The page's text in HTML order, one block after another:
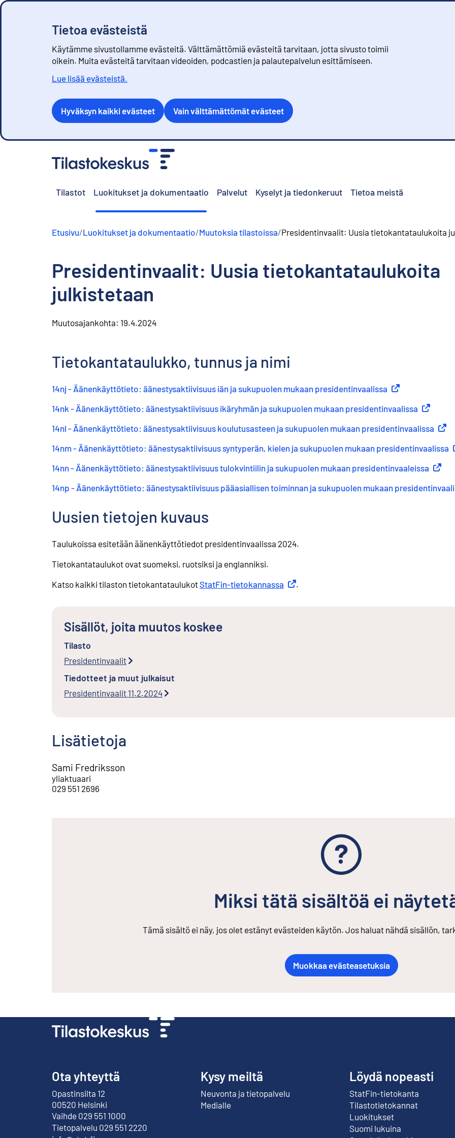
Tietoa evästeistä
Käytämme sivustollamme evästeitä. Välttämättömiä evästeitä tarvitaan, jotta sivusto toimii
oikein. Muita evästeitä tarvitaan videoiden, podcastien ja palautepalvelun esittämiseen.
Lue lisää evästeistä.
Hyväksyn kaikki evästeet Vain välttämättömät evästeet
Tilastot Luokitukset ja dokumentaatio Palvelut Kyselyt ja tiedonkeruut Tietoa meistä
Etusivu/Luokitukset ja dokumentaatio/Muutoksia tilastoissa/Presidentinvaalit: Uusia tietokantataulukoita
Presidentinvaalit: Uusia tietokantataulukoita
julkistetaan
Muutosajankohta: 19.4.2024
Tietokantataulukko, tunnus ja nimi
14nj - Äänenkäyttötieto: äänestysaktiivisuus iän ja sukupuolen mukaan presidentinvaalissa Ulkoinen linkki
14nk - Äänenkäyttötieto: äänestysaktiivisuus ikäryhmän ja sukupuolen mukaan presidentinvaalissa
14nl - Äänenkäyttötieto: äänestysaktiivisuus koulutusasteen ja sukupuolen mukaan presidentinvaalissa
14nm - Äänenkäyttötieto: äänestysaktiivisuus syntyperän, kielen ja sukupuolen mukaan presidentinvaalissa
14nn - Äänenkäyttötieto: äänestysaktiivisuus tulokvintiilin ja sukupuolen mukaan presidentinvaaleissa
14np - Äänenkäyttötieto: äänestysaktiivisuus pääasiallisen toiminnan ja sukupuolen mukaan
Uusien tietojen kuvaus
Taulukoissa esitetään äänenkäyttötiedot presidentinvaalissa 2024.
Tietokantataulukot ovat suomeksi, ruotsiksi ja englanniksi.
Katso kaikki tilaston tietokantataulukotStatFin-tietokannassa Ulkoinen linkki
.
Sisällöt, joita muutos koskee
Tilasto
Presidentinvaalit
Tiedotteet ja muut julkaisut
Presidentinvaalit 11.2.2024
Lisätietoja
Sami Fredriksson
yliaktuaari
029 551 2696
Miksi tätä sisältöä ei
Tämä sisältö ei näy, jos olet estänyt evästeiden käytön. Jos haluat nähdä sisällön,
Muokkaa evästeasetuksia
Ota yhteyttä
Opastinsilta 12
00520 Helsinki
Ulkoinen linkki
Vaihde 029 551 1000
Tietopalvelu 029 551 2220
Kysy meiltä
Neuvonta ja tietopalvelu
Medialle
Löydä nopeasti
StatFin-tietokanta
Ulkoinen linkki
Tilastotietokannat
Luokitukset
Suomi lukuina